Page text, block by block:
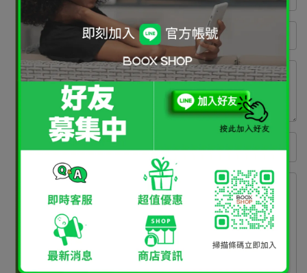
所屬部門*：
採購原因*：
計畫需求日期*：
備註事項